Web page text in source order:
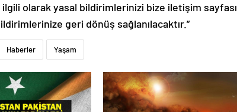
olarak yasal bildirimlerinizi bize iletişim sayfası
geri dönüş sağlanılacaktır.”
Haberler Yaşam